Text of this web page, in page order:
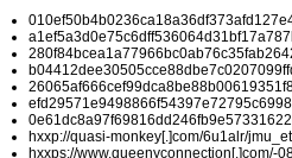
hxxp://quasi-monkey[.]com/6u1alr/
hxxps://www.queenyconnection[.]com/-